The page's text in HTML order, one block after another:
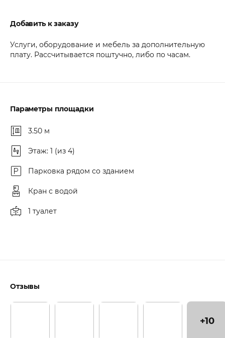
Добавить к заказу
Услуги, оборудование и мебель за дополнительную
плату. Рассчитывается поштучно, либо по часам.
Параметры площадки
3.50 м
Этаж: 1 (из 4)
Парковка рядом со зданием
Кран с водой
1 туалет
Отзывы
+10